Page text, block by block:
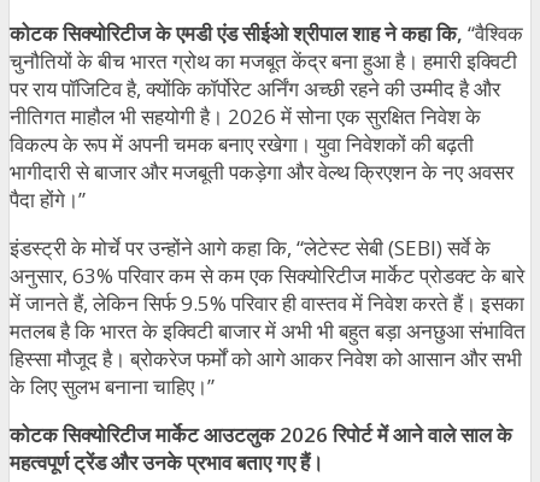
कोटक सिक्योरिटीज के एमडी एंड सीईओ श्रीपाल शाह ने कहा कि, “वैश्विक
चुनौतियों के बीच भारत ग्रोथ का मजबूत केंद्र बना हुआ है। हमारी इक्विटी
पर राय पॉजिटिव है, क्योंकि कॉर्पोरेट अर्निंग अच्छी रहने की उम्मीद है और
नीतिगत माहौल भी सहयोगी है। 2026 में सोना एक सुरक्षित निवेश के
विकल्प के रूप में अपनी चमक बनाए रखेगा। युवा निवेशकों की बढ़ती
भागीदारी से बाजार और मजबूती पकड़ेगा और वेल्थ क्रिएशन के नए अवसर
पैदा होंगे।”
इंडस्ट्री के मोर्चे पर उन्होंने आगे कहा कि, “लेटेस्ट सेबी (SEBI) सर्वे के
अनुसार, 63% परिवार कम से कम एक सिक्योरिटीज मार्केट प्रोडक्ट के बारे
में जानते हैं, लेकिन सिर्फ 9.5% परिवार ही वास्तव में निवेश करते हैं। इसका
मतलब है कि भारत के इक्विटी बाजार में अभी भी बहुत बड़ा अनछुआ संभावित
हिस्सा मौजूद है। ब्रोकरेज फर्मों को आगे आकर निवेश को आसान और सभी
के लिए सुलभ बनाना चाहिए।”
कोटक सिक्योरिटीज मार्केट आउटलुक 2026 रिपोर्ट में आने वाले साल के
महत्वपूर्ण ट्रेंड और उनके प्रभाव बताए गए हैं।